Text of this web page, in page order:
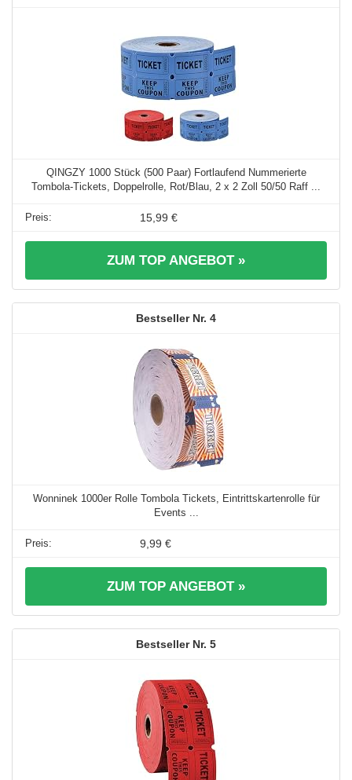
QINGZY 1000 Stück (500 Paar) Fortlaufend Nummerierte
Tombola-Tickets, Doppelrolle, Rot/Blau, 2 x 2 Zoll 50/50 Raff ...
15,99 €
ZUM TOP ANGEBOT »
4
Wonninek 1000er Rolle Tombola Tickets, Eintrittskartenrolle für
Events ...
9,99 €
ZUM TOP ANGEBOT »
5